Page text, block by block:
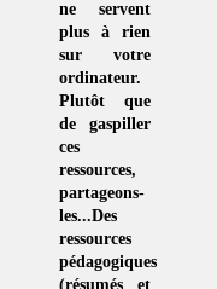
ne servent
plus à rien
sur votre
ordinateur.
Plutôt que
de gaspiller
ces
ressources,
partageons-
les...Des
ressources
pédagogiques
(résumés et